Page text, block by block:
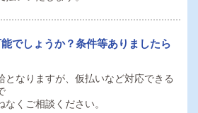
でしょうか？条件等ありましたら
となりますが、仮払いなど対応できる
くご相談ください。